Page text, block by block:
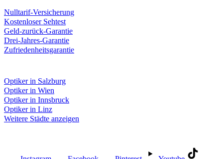
Nulltarif-Versicherung
Kostenloser Sehtest
Geld-zurück-Garantie
Drei-Jahres-Garantie
Zufriedenheitsgarantie
Optiker in Salzburg
Optiker in Wien
Optiker in Innsbruck
Optiker in Linz
Weitere Städte anzeigen